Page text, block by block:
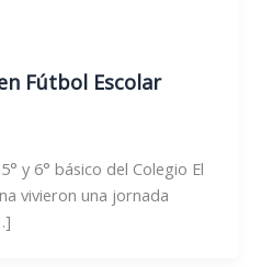
Fútbol Escolar
y 6° básico del Colegio El
vivieron una jornada